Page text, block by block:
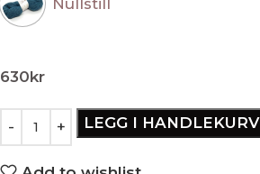
Nullstill
630kr
LEGG I HANDLEKURV